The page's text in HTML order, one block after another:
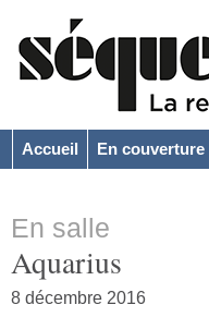
Accueil En couverture
En salle
Aquarius
8 décembre 2016